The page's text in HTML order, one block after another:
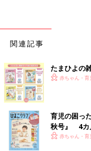
関連記事
たまひよの
赤ちゃん・育
育児の困っ
秋号』 4カ
いっぱい！
赤ちゃん・育